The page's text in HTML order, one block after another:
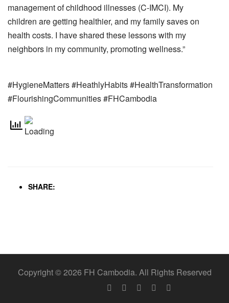
management of childhood illnesses (C-IMCI). My
children are getting healthier, and my family saves on
health costs. I have shared these lessons with my
neighbors in my community, promoting wellness.”
#HygieneMatters #HeathlyHabits #HealthTransformation
#FlourishingCommunities #FHCambodia
SHARE:
Copyright © 2026 FH Cambodia. All Rights Reserved